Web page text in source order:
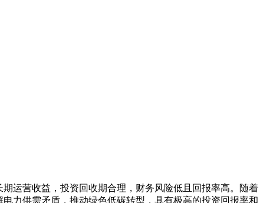
运营收益，投资回收期合理，财务风险低且回报率高。随着
力供需矛盾，推动绿色低碳转型，具有极高的投资回报率和